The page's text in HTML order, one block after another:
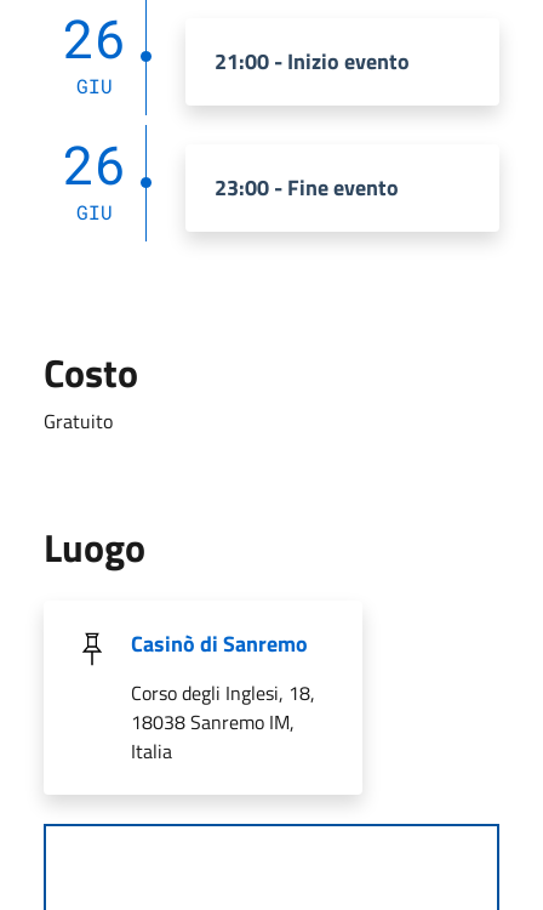
26
GIU
21:00 - Inizio evento
26
GIU
23:00 - Fine evento
Costo
Gratuito
Luogo
Casinò di Sanremo
Corso degli Inglesi, 18,
18038 Sanremo IM,
Italia